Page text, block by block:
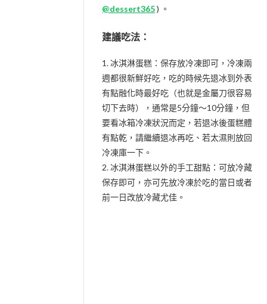
@dessert365) 。
建議吃法：
1. 冰淇淋蛋糕：保存放冷凍即可，冷凍兩
週都很新鮮好吃，吃的時候先退冰到外表
有點融化時最好吃（也就是金屬刀很容易
切下去時），通常是5分鐘～10分鐘，但
要看冰箱冷凍狀況而定，若退冰後蛋糕體
有點乾，請繼續退冰再吃、若太濕則放回
冷凍庫一下。
2. 冰淇淋蛋糕以外的手工甜點：可放冷藏
保存即可，亦可先放冷凍於吃的當日或者
前一日改放冷藏尤佳。